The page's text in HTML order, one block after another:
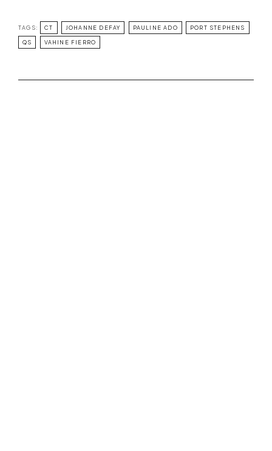
TAGS: CT JOHANNE DEFAY PAULINE ADO PORT STEPHENS
QS VAHINE FIERRO